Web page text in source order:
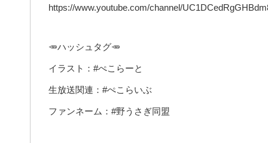
https://www.youtube.com/channel/
🥕ハッシュタグ🥕
イラスト：#ぺこらーと
生放送関連：#ぺこらいぶ
ファンネーム：#野うさぎ同盟